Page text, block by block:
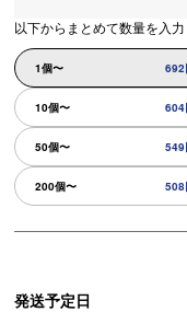
以下からまとめて数量を入力
1個〜 692
10個〜 604
50個〜 549
200個〜 508
発送予定日